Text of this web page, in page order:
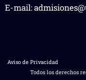
E-mail:
Aviso de Privacidad
Todos los derechos